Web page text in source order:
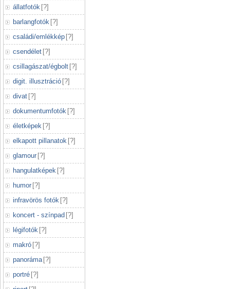
állatfotók [?]
barlangfotók [?]
családi/emlékkép [?]
csendélet [?]
csillagászat/égbolt [?]
digit. illusztráció [?]
divat [?]
dokumentumfotók [?]
életképek [?]
elkapott pillanatok [?]
glamour [?]
hangulatképek [?]
humor [?]
infravörös fotók [?]
koncert - színpad [?]
légifotók [?]
makró [?]
panoráma [?]
portré [?]